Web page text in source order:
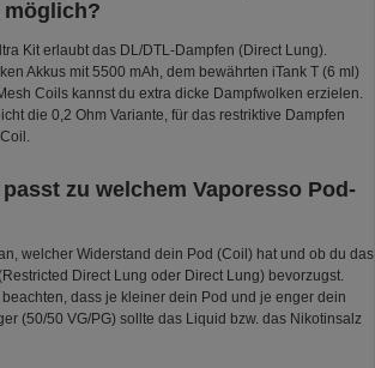
Kit erlaubt das DL/DTL-Dampfen (Direct Lung).
Akkus mit 5500 mAh, dem bewährten iTank T (6 ml)
Coils kannst du extra dicke Dampfwolken erzielen.
die 0,2 Ohm Variante, für das restriktive Dampfen
zu welchem Vaporesso Pod-
welcher Widerstand dein Pod (Coil) hat und ob du das
Direct Lung oder Direct Lung) bevorzugst.
dass je kleiner dein Pod und je enger dein
(50/50 VG/PG) sollte das Liquid bzw. das Nikotinsalz